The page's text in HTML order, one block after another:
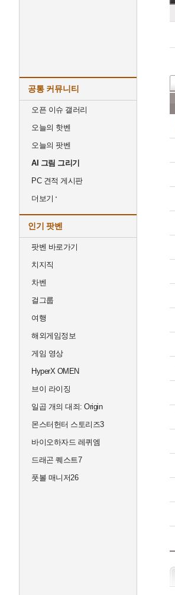
공통 커뮤니티
오픈 이슈 갤러리
오늘의 핫벤
오늘의 팟벤
AI 그림 그리기
PC 견적 게시판
더보기
인기 팟벤
팟벤 바로가기
치지직
차벤
걸그룹
여행
해외게임정보
게임 영상
HyperX OMEN
브이 라이징
일곱 개의 대죄: Origin
몬스터헌터 스토리즈3
바이오하자드 레퀴엠
드래곤 퀘스트7
풋볼 매니저26